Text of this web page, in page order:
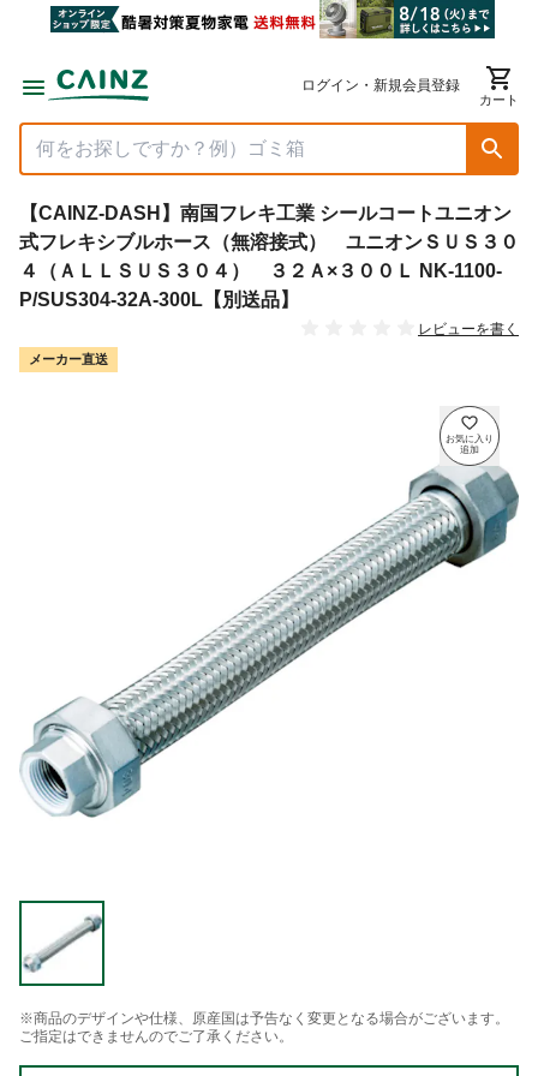
ログイン・新規会員登録
カート
【CAINZ-DASH】南国フレキ工業 シールコートユニオン
式フレキシブルホース（無溶接式） ユニオンＳＵＳ３０
４（ＡＬＬＳＵＳ３０４） ３２Ａ×３００Ｌ NK-1100-
P/SUS304-32A-300L【別送品】
レビューを書く
メーカー直送
※商品のデザインや仕様、原産国は予告なく変更となる場合がございます。
ご指定はできませんのでご了承ください。